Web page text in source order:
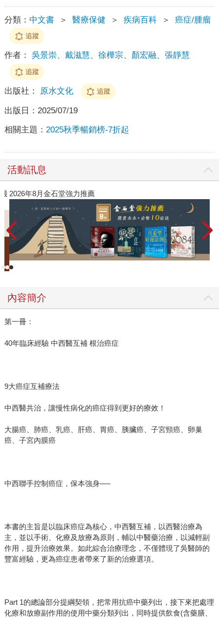
分類： 中文書 ＞ 醫療保健 ＞ 疾病百科 ＞ 癌症/腫瘤
追蹤
作者： 吳景崇、戴滋慧、徐樺宗、顏宏融、張靜慧
追蹤
出版社： 原水文化 追蹤
出版日： 2025/07/19
相關主題： 2025秋季暢銷榜-7折起
活動訊息
閱讀漫遊錄-2026上半年暢銷榜
內容簡介
第一冊：
40年臨床經驗 中西醫互補 根治癌症
9大癌症互補療法
中西醫共治，讓慢性病化的癌症得到更好的療效！
大腸癌、肺癌、乳癌、肝癌、胃癌、胰臟癌、子宮頸癌、卵巢
癌、子宮內膜癌
中西聯手控制癌症，保本強身──
本書的主旨是以臨床癌症為核心，中西醫互補，以西醫治療為
主，並以手術、化療及放療為原則，輔以中醫藥治療，以減輕副
作用，提升治療效果。如此綜合治療理念，不僅體現了吳醫師的
豐富經驗，更為癌症患者帶來了新的治療選項。
Part 1的總論部分提綱契領，把常用抗癌中藥列出，接下來把處理
化療和放療副作用的使用中藥分類列出，同時提供飲食(含藥膳、